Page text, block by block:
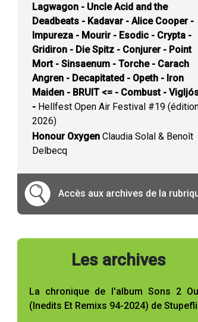
Lagwagon - Uncle Acid and the
Deadbeats - Kadavar - Alice Cooper -
Impureza - Mourir - Esodic - Crypta -
Gridiron - Die Spitz - Conjurer - Point
Mort - Sinsaenum - Torche - Carach
Angren - Decapitated - Opeth - Iron
Maiden - BRUIT <= - Combust -
- Hellfest Open Air Festival #19
2026)
Honour Oxygen Claudia Solal & Benoît
Delbecq
Accès aux archives de la
Les archives
La chronique de l'album Sons 2
(Inedits Et Remixs 94-2024) de